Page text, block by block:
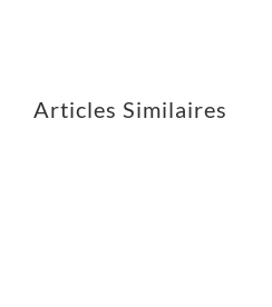
Articles Similaires